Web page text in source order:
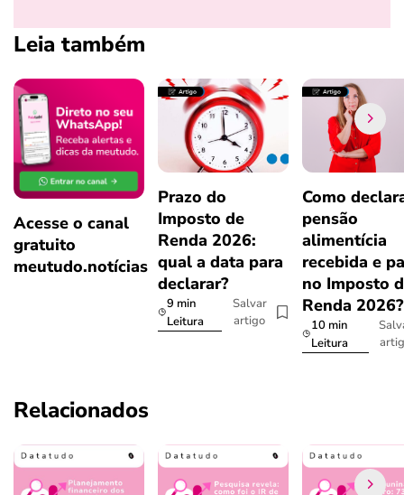
Leia também
Acesse o canal
gratuito
meutudo.notícias
Prazo do
Imposto de
Renda 2026:
qual a data para
declarar?
9 min
Leitura
Salvar
artigo
Como
pensão
alimentícia
recebida e
no Imposto
Renda
10 min
Leitura
Relacionados